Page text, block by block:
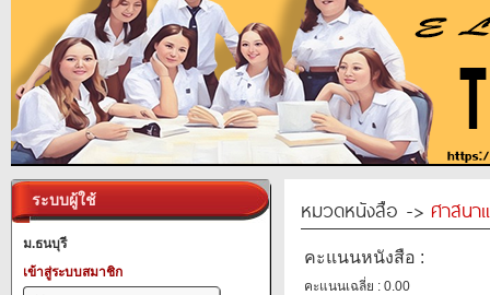
ระบบผู้ใช้
ม.ธนบุรี
เข้าสู่ระบบสมาชิก
หมวดหนังสือ -> ศาสนา
คะแนนหนังสือ :
คะแนนเฉลี่ย : 0.00